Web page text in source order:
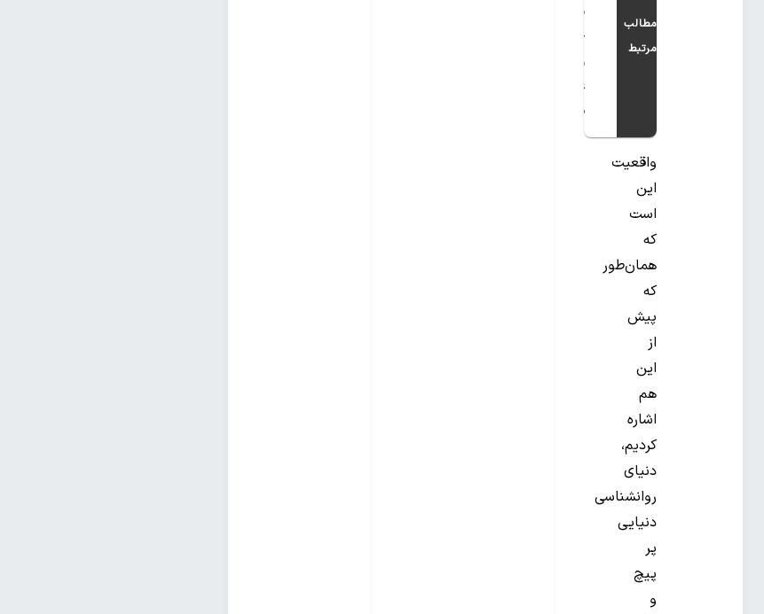
مطالب
مرتبط
مرزی
چیست
و چه
علائمی
دارد؟
واقعیت
این
است
که
همان‌طور
که
پیش
از
این
هم
اشاره
کردیم،
دنیای
روانشناسی
دنیایی
پر
پیچ
و